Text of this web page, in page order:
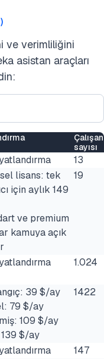
)
ve verimliliğini
asistan araçları
Çalışan
sayısı
13
lisans: tek
için aylık 149
ve premium
kamuya açık
19
1.024
39 $/ay
79 $/ay
109 $/ay
$/ay
1422
147